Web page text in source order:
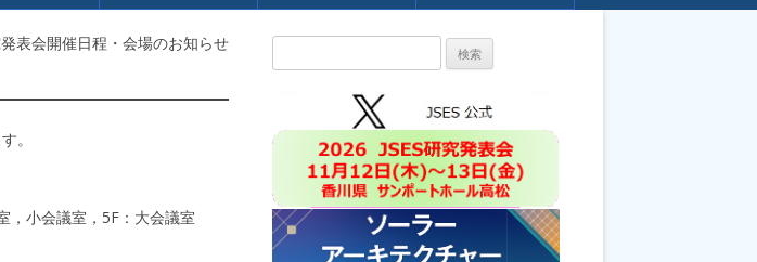
表会開催日程・会場のお知らせ
。
，小会議室，5F：大会議室
索: